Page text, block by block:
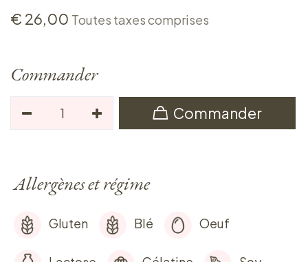
€ 26,00 Toutes taxes comprises
Commander
Commander
Allergènes et régime
Gluten Blé Oeuf